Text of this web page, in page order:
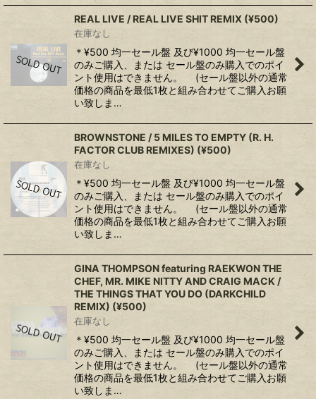
REAL LIVE / REAL LIVE SHIT REMIX (¥500)
在庫なし
＊¥500 均一セール盤 及び¥1000 均一セール盤
のみご購入、または セール盤のみ購入でのポイ
ント使用はできません。 (セール盤以外の通常
価格の商品を最低1枚と組み合わせてご購入お願
い致しま…
BROWNSTONE ‎/ 5 MILES TO EMPTY (R. H.
FACTOR CLUB REMIXES) (¥500)
在庫なし
＊¥500 均一セール盤 及び¥1000 均一セール盤
のみご購入、または セール盤のみ購入でのポイ
ント使用はできません。 (セール盤以外の通常
価格の商品を最低1枚と組み合わせてご購入お願
い致しま…
GINA THOMPSON featuring RAEKWON THE
CHEF, MR. MIKE NITTY AND CRAIG MACK /
THE THINGS THAT YOU DO (DARKCHILD
REMIX) (¥500)
在庫なし
＊¥500 均一セール盤 及び¥1000 均一セール盤
のみご購入、または セール盤のみ購入でのポイ
ント使用はできません。 (セール盤以外の通常
価格の商品を最低1枚と組み合わせてご購入お願
い致しま…